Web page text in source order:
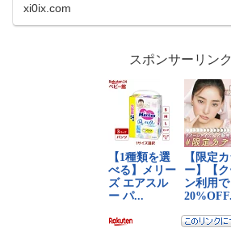
xi0ix.com
スポンサーリンク